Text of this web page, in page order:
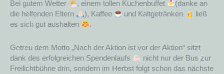
Bei gutem Wetter , einem tollen Kuchenbuffet
(danke an
die helfenden Eltern
), Kaffee und Kaltgetränken
ließ
es sich gut aushalten
.
Getreu dem Motto „Nach der Aktion ist vor der Aktion“ sitzt
dank des erfolgreichen Spendenlaufs
nicht nur der Bus zur
Freilichtbühne drin, sondern im Herbst folgt schon das nächste